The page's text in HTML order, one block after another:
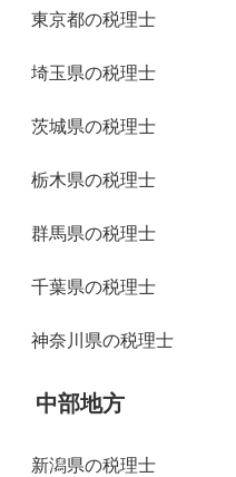
東京都の税理士
埼玉県の税理士
茨城県の税理士
栃木県の税理士
群馬県の税理士
千葉県の税理士
神奈川県の税理士
中部地方
新潟県の税理士